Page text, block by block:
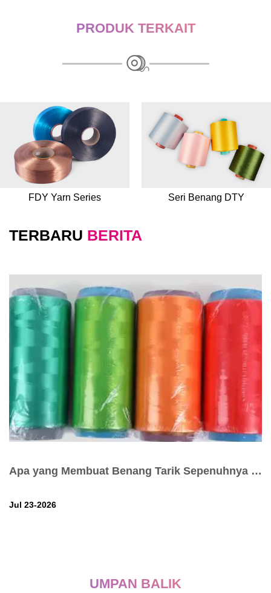
PRODUK TERKAIT
FDY Yarn Series Seri Benang DTY
TERBARU BERITA
Apa yang Membuat Benang Tarik Sepenuhnya Menjadi P...
Jul 23-2026
UMPAN BALIK